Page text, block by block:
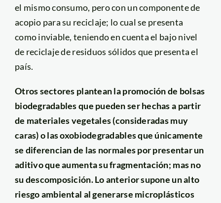
el mismo consumo, pero con un componente de
acopio para su reciclaje; lo cual se presenta
como inviable, teniendo en cuenta el bajo nivel
de reciclaje de residuos sólidos que presenta el
país.
Otros sectores plantean la promoción de bolsas
biodegradables que pueden ser hechas a partir
de materiales vegetales (consideradas muy
caras) o las oxobiodegradables que únicamente
se diferencian de las normales por presentar un
aditivo que aumenta su fragmentación; mas no
su descomposición. Lo anterior supone un alto
riesgo ambiental al generarse microplásticos